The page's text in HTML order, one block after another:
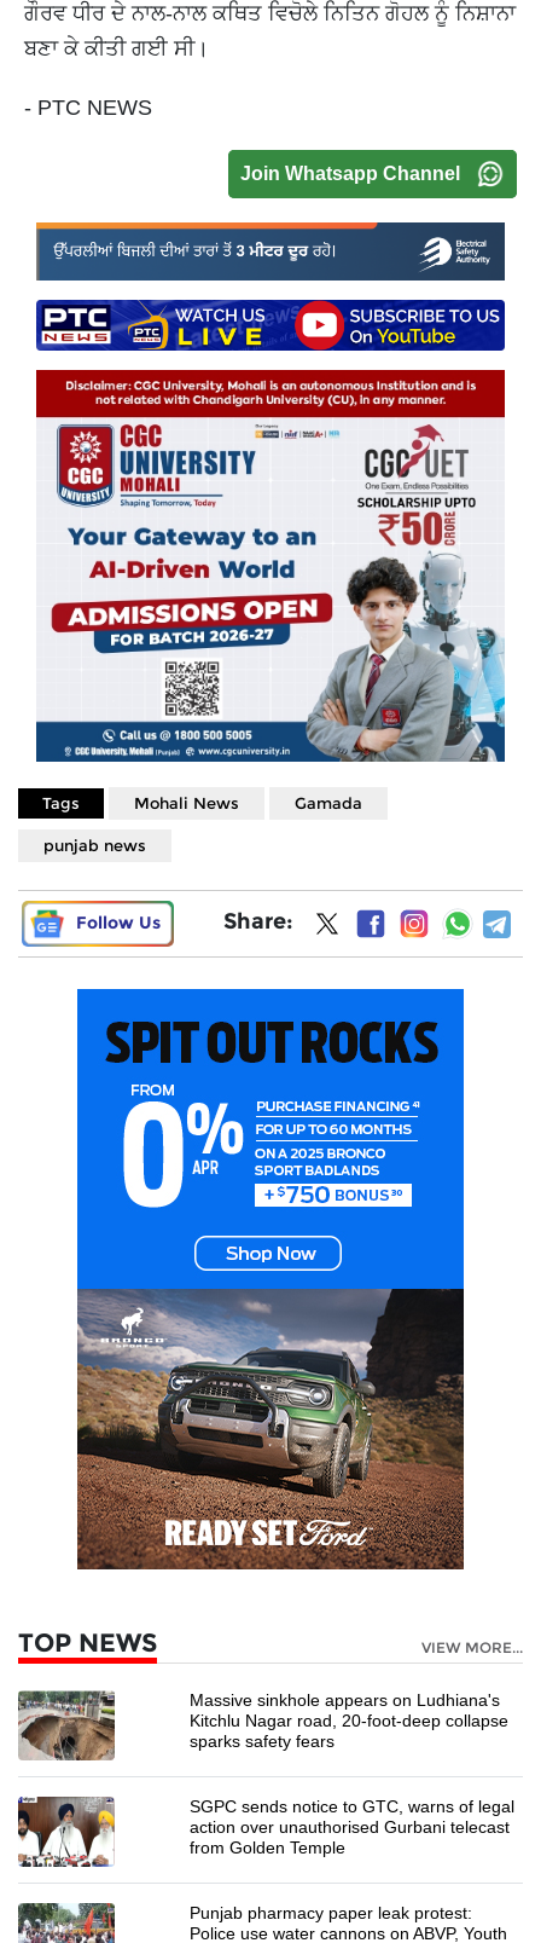
ਗੌਰਵ ਧੀਰ ਦੇ ਨਾਲ-ਨਾਲ ਕਥਿਤ ਵਿਚੋਲੇ ਨਿਤਿਨ ਗੋਹਲ ਨੂੰ ਨਿਸ਼ਾਨਾ
ਬਣਾ ਕੇ ਕੀਤੀ ਗਈ ਸੀ।
- PTC NEWS
Join Whatsapp Channel
Tags Mohali News Gamada
punjab news
Follow Us Share:
TOP NEWS VIEW MORE...
Massive sinkhole appears on Ludhiana's
Kitchlu Nagar road, 20-foot-deep collapse
sparks safety fears
SGPC sends notice to GTC, warns of legal
action over unauthorised Gurbani telecast
from Golden Temple
Punjab pharmacy paper leak protest:
Police use water cannons on ABVP, Youth